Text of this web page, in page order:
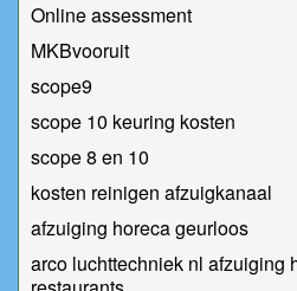
Online assessment
MKBvooruit
scope9
scope 10 keuring kosten
scope 8 en 10
kosten reinigen afzuigkanaal
afzuiging horeca geurloos
arco luchttechniek nl afzuiging